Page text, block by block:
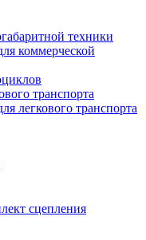
техники
коммерческой
транспорта
легкового транспорта
сцепления